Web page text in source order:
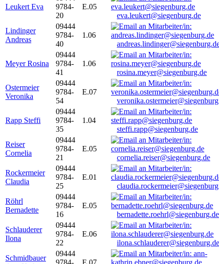
Leukert Eva
9784-
20
E.05
eva.leukert@siegenburg.de
Lindinger
Andreas
09444
9784-
40
1.06
Meyer Rosina
09444
9784-
41
1.06
rosina.meyer@siegenburg.de
Ostermeier
Veronika
09444
9784-
54
E.07
Rapp Steffi
09444
9784-
35
1.04
steffi.rapp@siegenburg.de
Reiser
Cornelia
09444
9784-
21
E.05
cornelia.reiser@siegenburg.de
Rockermeier
Claudia
09444
9784-
25
E.01
Röhrl
Bernadette
09444
9784-
16
E.05
bernadette.roehrl@siegenburg.de
Schlauderer
Ilona
09444
9784-
22
E.06
ilona.schlauderer@siegenburg.de
Schmidbauer
09444